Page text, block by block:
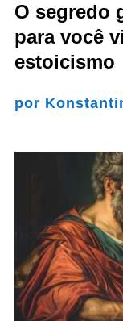
O segredo
para você
estoicismo
por